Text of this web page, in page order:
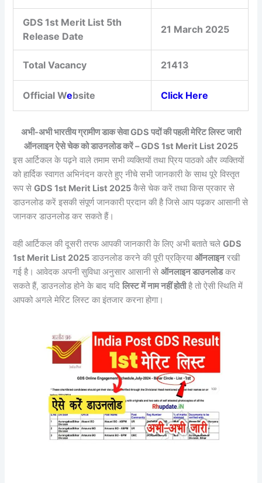
GDS 1st Merit List 5th
Release Date
21 March 2025
Total Vacancy 21413
Official Website Click Here
अभी-अभी भारतीय ग्रामीण डाक सेवा GDS पदों की पहली मेरिट लिस्ट जारी
ऑनलाइन ऐसे चेक को डाउनलोड करें – GDS 1st Merit List 2025
इस आर्टिकल के पढ़ने वाले तमाम सभी व्यक्तियों तथा प्रिय पाठको और व्यक्तियों
को हार्दिक स्वागत अभिनंदन करते हुए नीचे सभी जानकारी के साथ पूरे विस्तृत
रूप सेGDS 1st Merit List 2025 कैसे चेक करें तथा किस प्रकार से
डाउनलोड करें इसकी संपूर्ण जानकारी प्रदान की है जिसे आप पढ़कर आसानी से
जानकर डाउनलोड कर सकते हैं।
वही आर्टिकल की दूसरी तरफ आपकी जानकारी के लिए अभी बताते चलेGDS
1st Merit List 2025 डाउनलोड करने की पूरी प्रक्रियाऑनलाइनरखी
गई है। आवेदक अपनी सुविधा अनुसार आसानी सेऑनलाइन डाउनलोडकर
सकते हैं, डाउनलोड होने के बाद यदिलिस्ट में नाम नहीं होतीहै तो ऐसी स्थिति में
आपको अगले मेरिट लिस्ट का इंतजार करना होगा।